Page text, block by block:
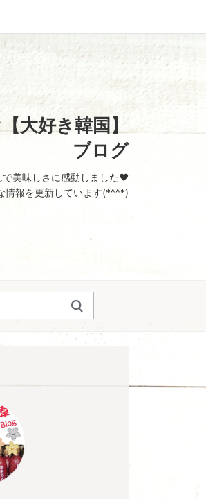
国】ブログ
大好き韓国】
ブログ
美味しさに感動しました❤︎
情報を更新しています(*^^*)